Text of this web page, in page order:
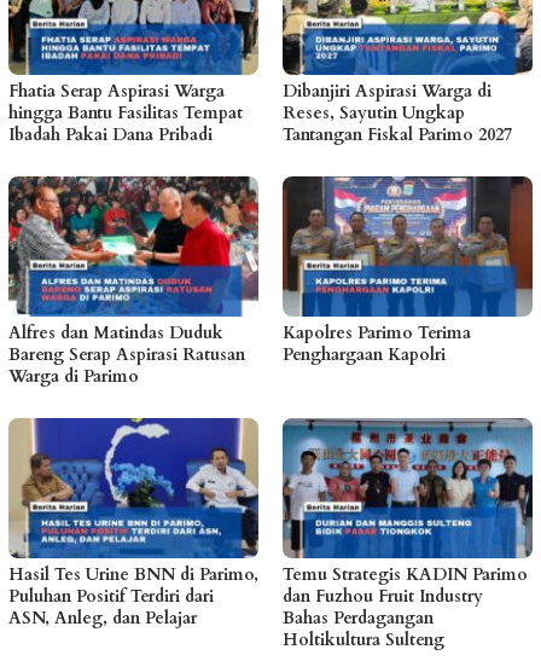
Fhatia Serap Aspirasi Warga
hingga Bantu Fasilitas Tempat
Ibadah Pakai Dana Pribadi
Dibanjiri Aspirasi Warga di
Reses, Sayutin Ungkap
Tantangan Fiskal Parimo 2027
Alfres dan Matindas Duduk
Bareng Serap Aspirasi Ratusan
Warga di Parimo
Kapolres Parimo Terima
Penghargaan Kapolri
Hasil Tes Urine BNN di Parimo,
Puluhan Positif Terdiri dari
ASN, Anleg, dan Pelajar
Temu Strategis KADIN Parimo
dan Fuzhou Fruit Industry
Bahas Perdagangan
Holtikultura Sulteng